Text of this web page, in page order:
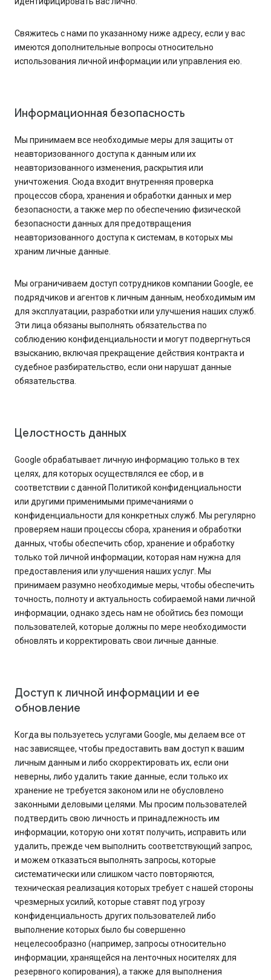
Свяжитесь с нами по указанному ниже адресу, если у вас
имеются дополнительные вопросы относительно
использования личной информации или управления ею.
Информационная безопасность
Мы принимаем все необходимые меры для защиты от
неавторизованного доступа к данным или их
неавторизованного изменения, раскрытия или
уничтожения. Сюда входит внутренняя проверка
процессов сбора, хранения и обработки данных и мер
безопасности, а также мер по обеспечению физической
безопасности данных для предотвращения
неавторизованного доступа к системам, в которых мы
храним личные данные.
Мы ограничиваем доступ сотрудников компании Google, ее
подрядчиков и агентов к личным данным, необходимым им
для эксплуатации, разработки или улучшения наших служб.
Эти лица обязаны выполнять обязательства по
соблюдению конфиденциальности и могут подвергнуться
взысканию, включая прекращение действия контракта и
судебное разбирательство, если они нарушат данные
обязательства.
Целостность данных
Google обрабатывает личную информацию только в тех
целях, для которых осуществлялся ее сбор, и в
соответствии с данной Политикой конфиденциальности
или другими применимыми примечаниями о
конфиденциальности для конкретных служб. Мы регулярно
проверяем наши процессы сбора, хранения и обработки
данных, чтобы обеспечить сбор, хранение и обработку
только той личной информации, которая нам нужна для
предоставления или улучшения наших услуг. Мы
принимаем разумно необходимые меры, чтобы обеспечить
точность, полноту и актуальность собираемой нами личной
информации, однако здесь нам не обойтись без помощи
пользователей, которые должны по мере необходимости
обновлять и корректировать свои личные данные.
Доступ к личной информации и ее
обновление
Когда вы пользуетесь услугами Google, мы делаем все от
нас зависящее, чтобы предоставить вам доступ к вашим
личным данным и либо скорректировать их, если они
неверны, либо удалить такие данные, если только их
хранение не требуется законом или не обусловлено
законными деловыми целями. Мы просим пользователей
подтвердить свою личность и принадлежность им
информации, которую они хотят получить, исправить или
удалить, прежде чем выполнить соответствующий запрос,
и можем отказаться выполнять запросы, которые
систематически или слишком часто повторяются,
техническая реализация которых требует с нашей стороны
чрезмерных усилий, которые ставят под угрозу
конфиденциальность других пользователей либо
выполнение которых было бы совершенно
нецелесообразно (например, запросы относительно
информации, хранящейся на ленточных носителях для
резервного копирования), а также для выполнения